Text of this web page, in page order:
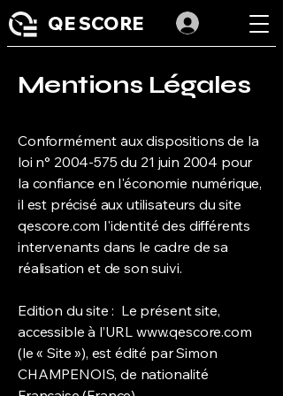
QE SCORE
Mentions Légales
Conformément aux dispositions de la
loi n° 2004-575 du 21 juin 2004 pour
la confiance en l'économie numérique,
il est précisé aux utilisateurs du site
qescore.com l'identité des différents
intervenants dans le cadre de sa
réalisation et de son suivi.
Edition du site : Le présent site,
accessible à l’URL www.qescore.com
(le « Site »), est édité par Simon
CHAMPENOIS, de nationalité